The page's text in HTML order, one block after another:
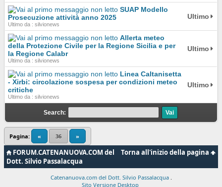
SUAP Modello
Prosecuzione attività anno 2025
Ultimo da : silvionews
Ultimo
Allerta meteo
della Protezione Civile per la Regione Sicilia e per
la Regione Calabr
Ultimo da : silvionews
Ultimo
Linea Caltanisetta
- Xirbi: circolazione sospesa per condizioni meteo
critiche
Ultimo da : silvionews
Ultimo
Search:
Pagina: « 36 »
Torna all'inizio della pagina
FORUM.CATENANUOVA.COM del
Dott. Silvio Passalacqua
Catenanuova.com del Dott. Silvio Passalacqua
Sito Versione Desktop